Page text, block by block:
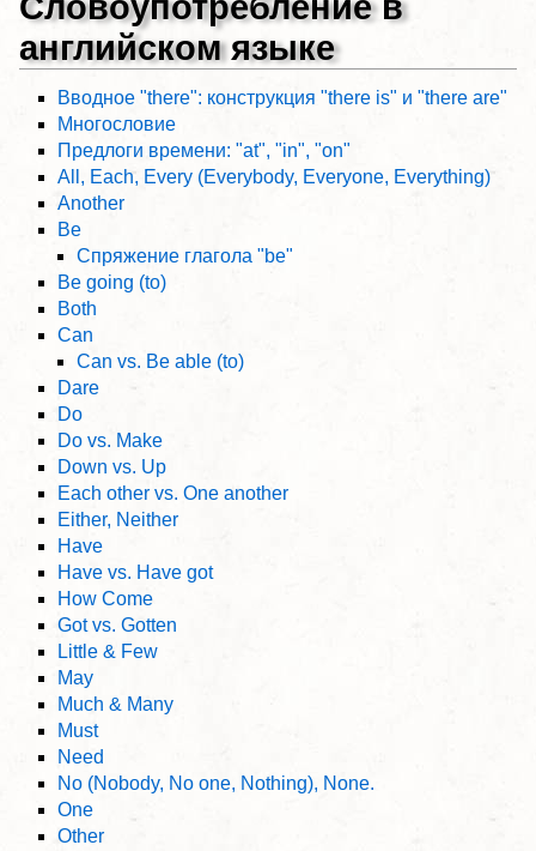
английском языке
Вводное "there": конструкция "there is" и "there are"
Многословие
Предлоги времени: "at", "in", "on"
All, Each, Every (Everybody, Everyone, Everything)
Another
Be
Спряжение глагола "be"
Be going (to)
Both
Can
Can vs. Be able (to)
Dare
Do
Do vs. Make
Down vs. Up
Each other vs. One another
Either, Neither
Have
Have vs. Have got
How Come
Got vs. Gotten
Little & Few
May
Much & Many
Must
Need
No (Nobody, No one, Nothing), None.
One
Other